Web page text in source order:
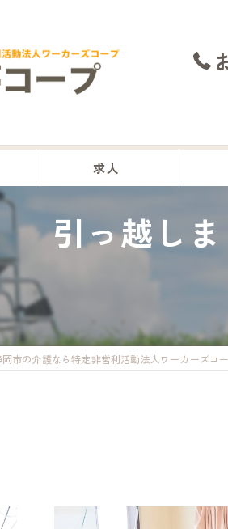
求人
引っ越しま
岡市の介護なら特定非営利活動法人ワーカーズコ